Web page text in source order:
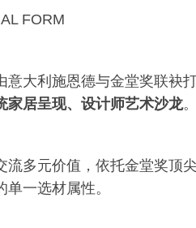
FORM
意大利施恩德与金堂奖联袂
家居呈现、设计师艺术沙龙
流多元价值，依托金堂奖顶
一选材属性。